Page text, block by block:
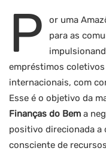
P
or uma
para as
empréstimos
internacionais, com
Esse é o objetivo da
Finanças do Bem a
positivo direcionada a
consciente de